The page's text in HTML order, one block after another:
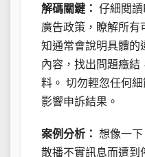
解碼關鍵： 仔細閱
廣告政策，瞭解所有
知通常會說明具體的
內容，找出問題癥結
料。 切勿輕忽任何
影響申訴結果。
案例分析： 想像一
散播不實訊息而遭到